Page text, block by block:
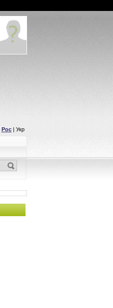
Рос | Укр